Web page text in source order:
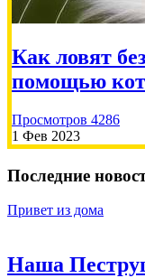
500.00
Albina
Пожертвовать
Как ловят
помощью
Просмотров 4286
1 Фев 2023
Последние
Привет из дома
Наша